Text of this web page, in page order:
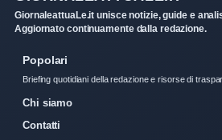
GiornaleattuaLe.it unisce notizie, guide e
Aggiornato continuamente dalla redazione.
Popolari
Briefing quotidiani della redazione e risorse di
Chi siamo
Contatti